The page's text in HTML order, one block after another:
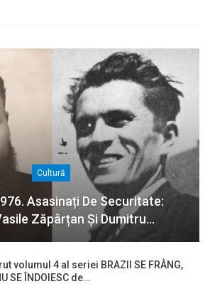
Cultură
Asasinați De Securitate:
Zăpârțan Și Dumitru…
volumul 4 al seriei BRAZII SE FRÂNG,
SE ÎNDOIESC de…